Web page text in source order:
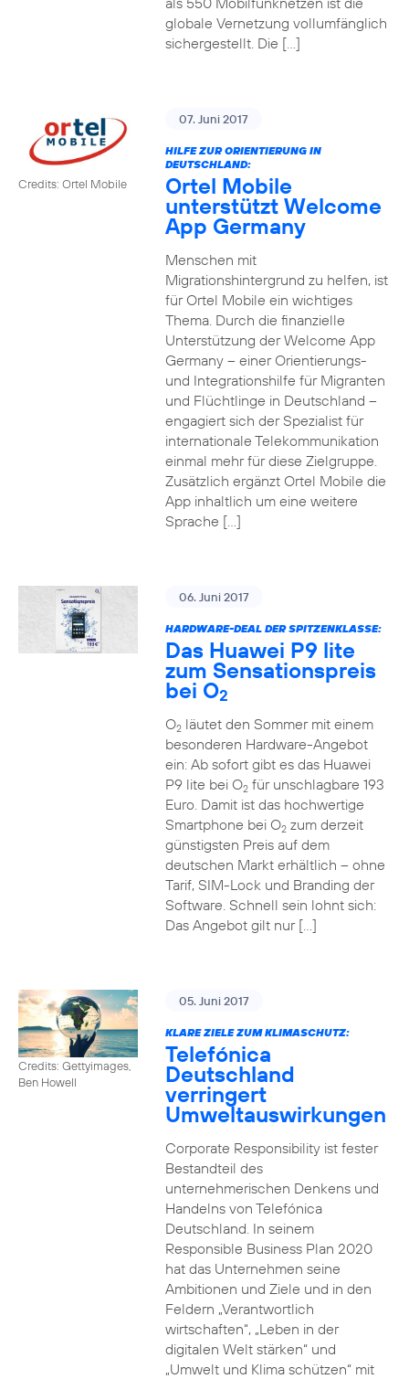
globale Vernetzung vollumfänglich
sichergestellt. Die […]
Credits: Ortel Mobile
07. Juni 2017
HILFE ZUR ORIENTIERUNG IN
DEUTSCHLAND:
Ortel Mobile
unterstützt Welcome
App Germany
Menschen mit
Migrationshintergrund zu helfen, ist
für Ortel Mobile ein wichtiges
Thema. Durch die finanzielle
Unterstützung der Welcome App
Germany – einer Orientierungs-
und Integrationshilfe für Migranten
und Flüchtlinge in Deutschland –
engagiert sich der Spezialist für
internationale Telekommunikation
einmal mehr für diese Zielgruppe.
Zusätzlich ergänzt Ortel Mobile die
App inhaltlich um eine weitere
Sprache […]
06. Juni 2017
HARDWARE-DEAL DER SPITZENKLASSE:
Das Huawei P9 lite
zum Sensationspreis
bei O2
O2läutet den Sommer mit einem
besonderen Hardware-Angebot
ein: Ab sofort gibt es das Huawei
P9 lite bei O2für unschlagbare 193
Euro. Damit ist das hochwertige
Smartphone bei O2zum derzeit
günstigsten Preis auf dem
deutschen Markt erhältlich – ohne
Tarif, SIM-Lock und Branding der
Software. Schnell sein lohnt sich:
Das Angebot gilt nur […]
Credits: Gettyimages,
Ben Howell
05. Juni 2017
KLARE ZIELE ZUM KLIMASCHUTZ:
Telefónica
Deutschland
verringert
Umweltauswirkungen
Corporate Responsibility ist fester
Bestandteil des
unternehmerischen Denkens und
Handelns von Telefónica
Deutschland. In seinem
Responsible Business Plan 2020
hat das Unternehmen seine
Ambitionen und Ziele und in den
Feldern „Verantwortlich
wirtschaften“, „Leben in der
digitalen Welt stärken“ und
„Umwelt und Klima schützen“ mit